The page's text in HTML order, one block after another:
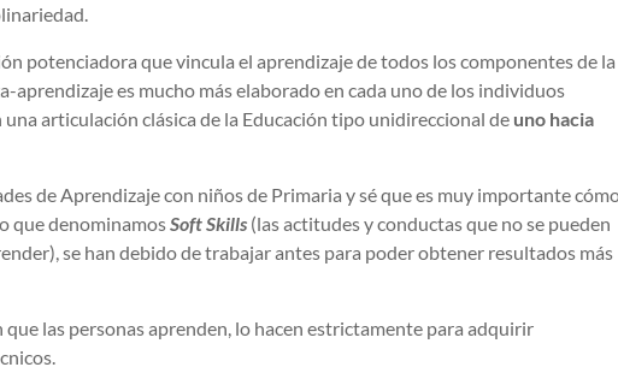
potenciadora que vincula el aprendizaje de todos los componentes de la
aprendizaje es mucho más elaborado en cada uno de los individuos
articulación clásica de la Educación tipo unidireccional de uno hacia
de Aprendizaje con niños de Primaria y sé que es muy importante
que denominamosSoft Skills (las actitudes y conductas que no se pueden
se han debido de trabajar antes para poder obtener resultados más
que las personas aprenden, lo hacen estrictamente para adquirir